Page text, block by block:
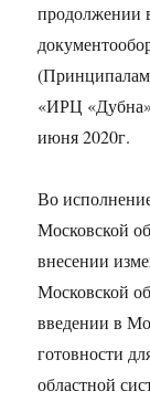
продолжении
«ИРЦ
июня 2020г.
Во
Московской
внесении
Московской
введении в
готовности
областной